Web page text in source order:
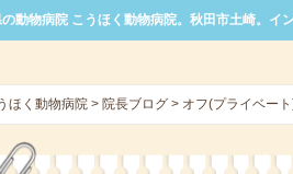
動物病院 こうほく動物病院。秋田市土崎。イ
ほく動物病院 > 院長ブログ > オフ(プライベー